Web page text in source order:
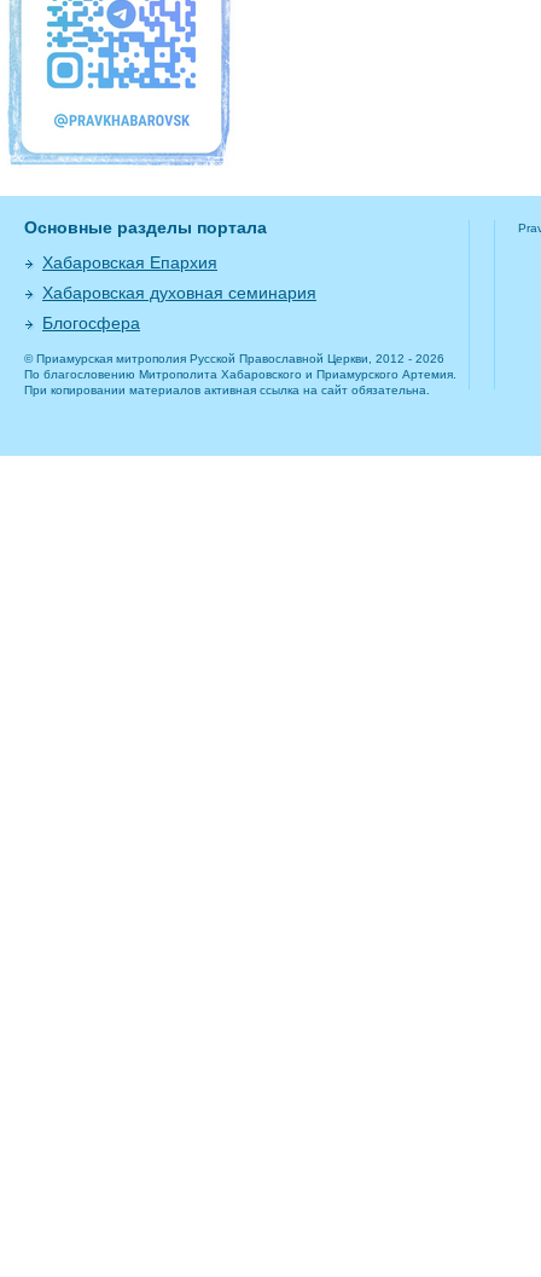
Основные разделы портала
Хабаровская Епархия
Хабаровская духовная семинария
Блогосфера
© Приамурская митрополия Русской Православной Церкви, 2012 - 2026
По благословению Митрополита Хабаровского и Приамурского Артемия.
При копировании материалов активная ссылка на сайт обязательна.